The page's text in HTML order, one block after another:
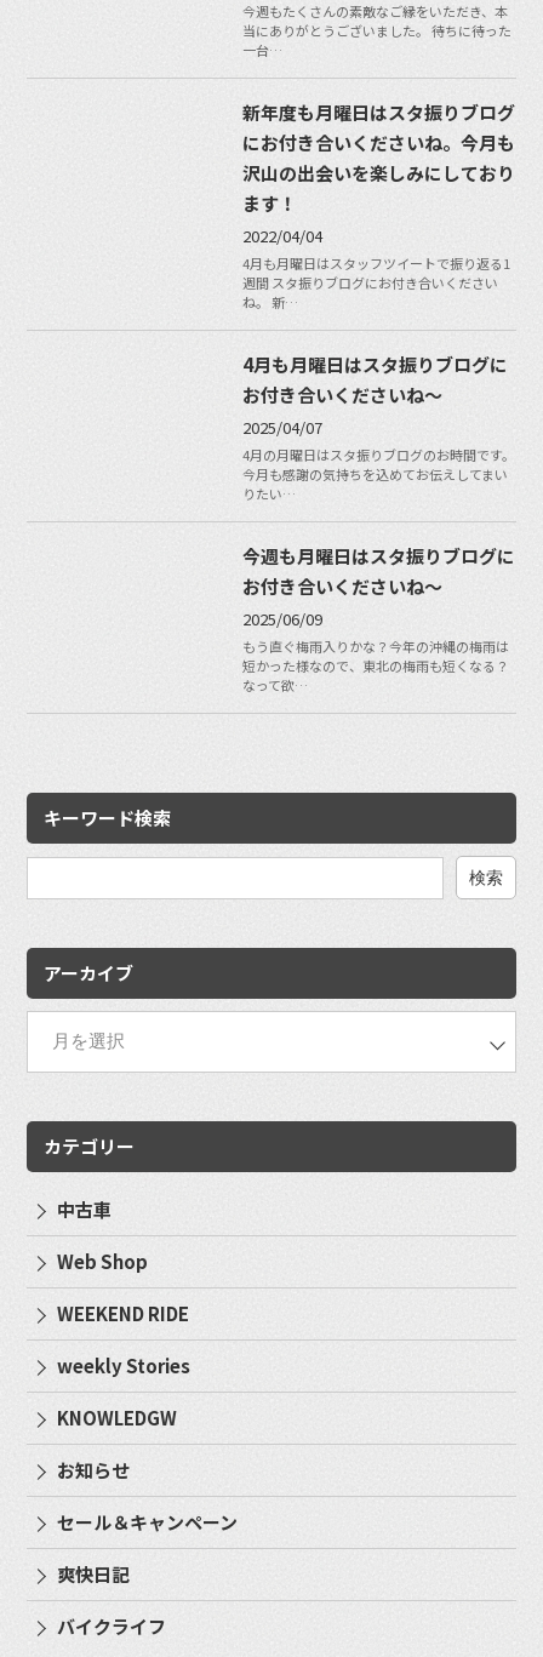
今週もたくさんの素敵なご縁をいただき、本
当にありがとうございました。 待ちに待った
一台…
新年度も月曜日はスタ振りブログ
にお付き合いくださいね。今月も
沢山の出会いを楽しみにしており
ます！
2022/04/04
4月も月曜日はスタッフツイートで振り返る1
週間 スタ振りブログにお付き合いください
ね。 新…
4月も月曜日はスタ振りブログに
お付き合いくださいね〜
2025/04/07
4月の月曜日はスタ振りブログのお時間です。
今月も感謝の気持ちを込めてお伝えしてまい
りたい…
今週も月曜日はスタ振りブログに
お付き合いくださいね〜
2025/06/09
もう直ぐ梅雨入りかな？今年の沖縄の梅雨は
短かった様なので、東北の梅雨も短くなる？
なって欲…
キーワード検索
アーカイブ
カテゴリー
中古車
Web Shop
WEEKEND RIDE
weekly Stories
KNOWLEDGW
お知らせ
セール＆キャンペーン
爽快日記
バイクライフ